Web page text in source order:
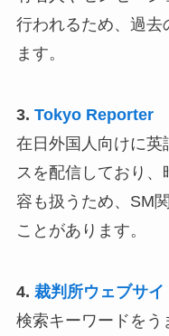
行われるため、過去
ます。
3. Tokyo Reporter
在日外国人向けに英
スを配信しており
容も扱うため、SM
ことがあります。
4. 裁判所ウェブサイ
検索キーワードをう